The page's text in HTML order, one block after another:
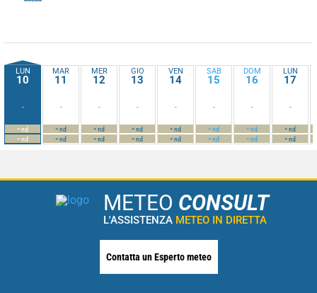
LUN
10
-
-nd
-nd
MAR
11
-
-nd
-nd
MER
12
-
-nd
-nd
GIO
13
-
-nd
-nd
VEN
14
-
-nd
-nd
SAB
15
-
-nd
-nd
DOM
16
-
-nd
-nd
LUN
17
-
-nd
-nd
METEO CONSULT
L'ASSISTENZA METEO IN DIRETTA
Contatta un Esperto meteo